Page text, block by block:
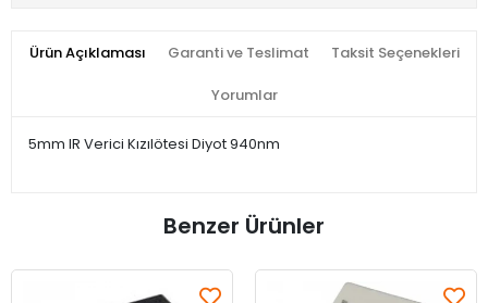
Ürün Açıklaması Garanti ve Teslimat Taksit Seçenekleri
Yorumlar
5mm IR Verici Kızılötesi Diyot 940nm
Benzer Ürünler